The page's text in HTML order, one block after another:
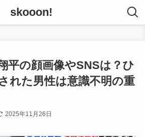
skooon!
平の顔画像やSNSは？ひ
れた男性は意識不明の重
2025年11月26日